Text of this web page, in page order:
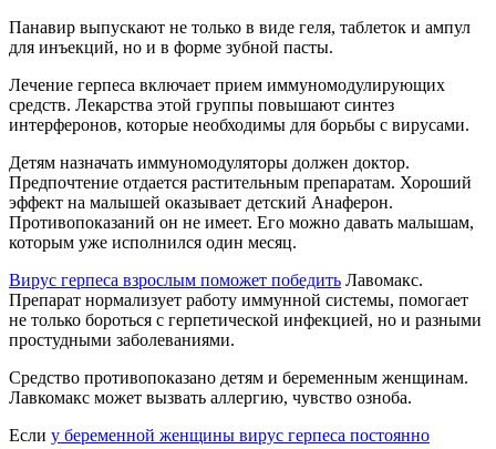
Панавир выпускают не только в виде геля, таблеток и ампул
для инъекций, но и в форме зубной пасты.
Лечение герпеса включает прием иммуномодулирующих
средств. Лекарства этой группы повышают синтез
интерферонов, которые необходимы для борьбы с вирусами.
Детям назначать иммуномодуляторы должен доктор.
Предпочтение отдается растительным препаратам. Хороший
эффект на малышей оказывает детский Анаферон.
Противопоказаний он не имеет. Его можно давать малышам,
которым уже исполнился один месяц.
Вирус герпеса взрослым поможет победить Лавомакс.
Препарат нормализует работу иммунной системы, помогает
не только бороться с герпетической инфекцией, но и разными
простудными заболеваниями.
Средство противопоказано детям и беременным женщинам.
Лавкомакс может вызвать аллергию, чувство озноба.
Если у беременной женщины вирус герпеса постоянно